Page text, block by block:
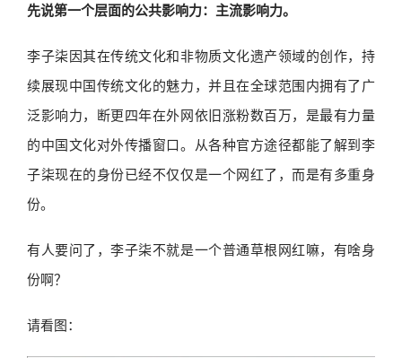
先说第一个层面的公共影响力：主流影响力。
李子柒因其在传统文化和非物质文化遗产领域的创作，持
续展现中国传统文化的魅力，并且在全球范围内拥有了广
泛影响力，断更四年在外网依旧涨粉数百万，是最有力量
的中国文化对外传播窗口。从各种官方途径都能了解到李
子柒现在的身份已经不仅仅是一个网红了，而是有多重身
份。
有人要问了，李子柒不就是一个普通草根网红嘛，有啥身
份啊？
请看图：